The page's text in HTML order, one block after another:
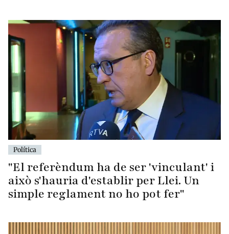
Política
"El referèndum ha de ser 'vinculant' i
això s'hauria d'establir per Llei. Un
simple reglament no ho pot fer"